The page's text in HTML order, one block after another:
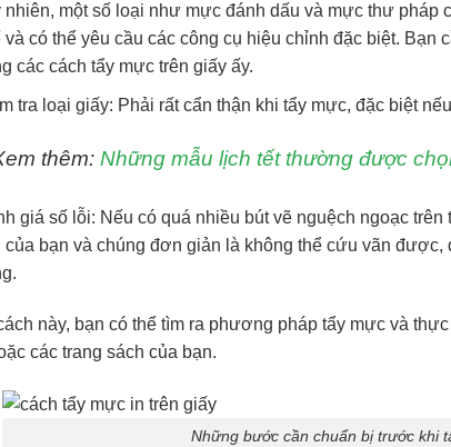
nhiên, một số loại như mực đánh dấu và mực thư pháp
và có thể yêu cầu các công cụ hiệu chỉnh đặc biệt. Bạn
các cách tẩy mực trên giấy ấy.
tra loại giấy: Phải rất cẩn thận khi tẩy mực, đặc biệt
thêm: Những mẫu lịch tết thường được
giá số lỗi: Nếu có quá nhiều bút vẽ nguệch ngoạc trên
của bạn và chúng đơn giản là không thể cứu vãn
này, bạn có thể tìm ra phương pháp tẩy mực và
các trang sách của bạn.
Những bước cần chuẩn bị trước khi